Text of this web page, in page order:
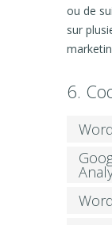
ou de
sur
6.